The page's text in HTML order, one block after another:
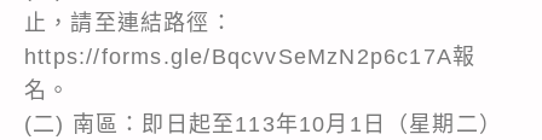
止，請至連結路徑：
https://forms.gle/BqcvvSeMzN2p6c17A報
名。
(二) 南區：即日起至113年10月1日（星期二）